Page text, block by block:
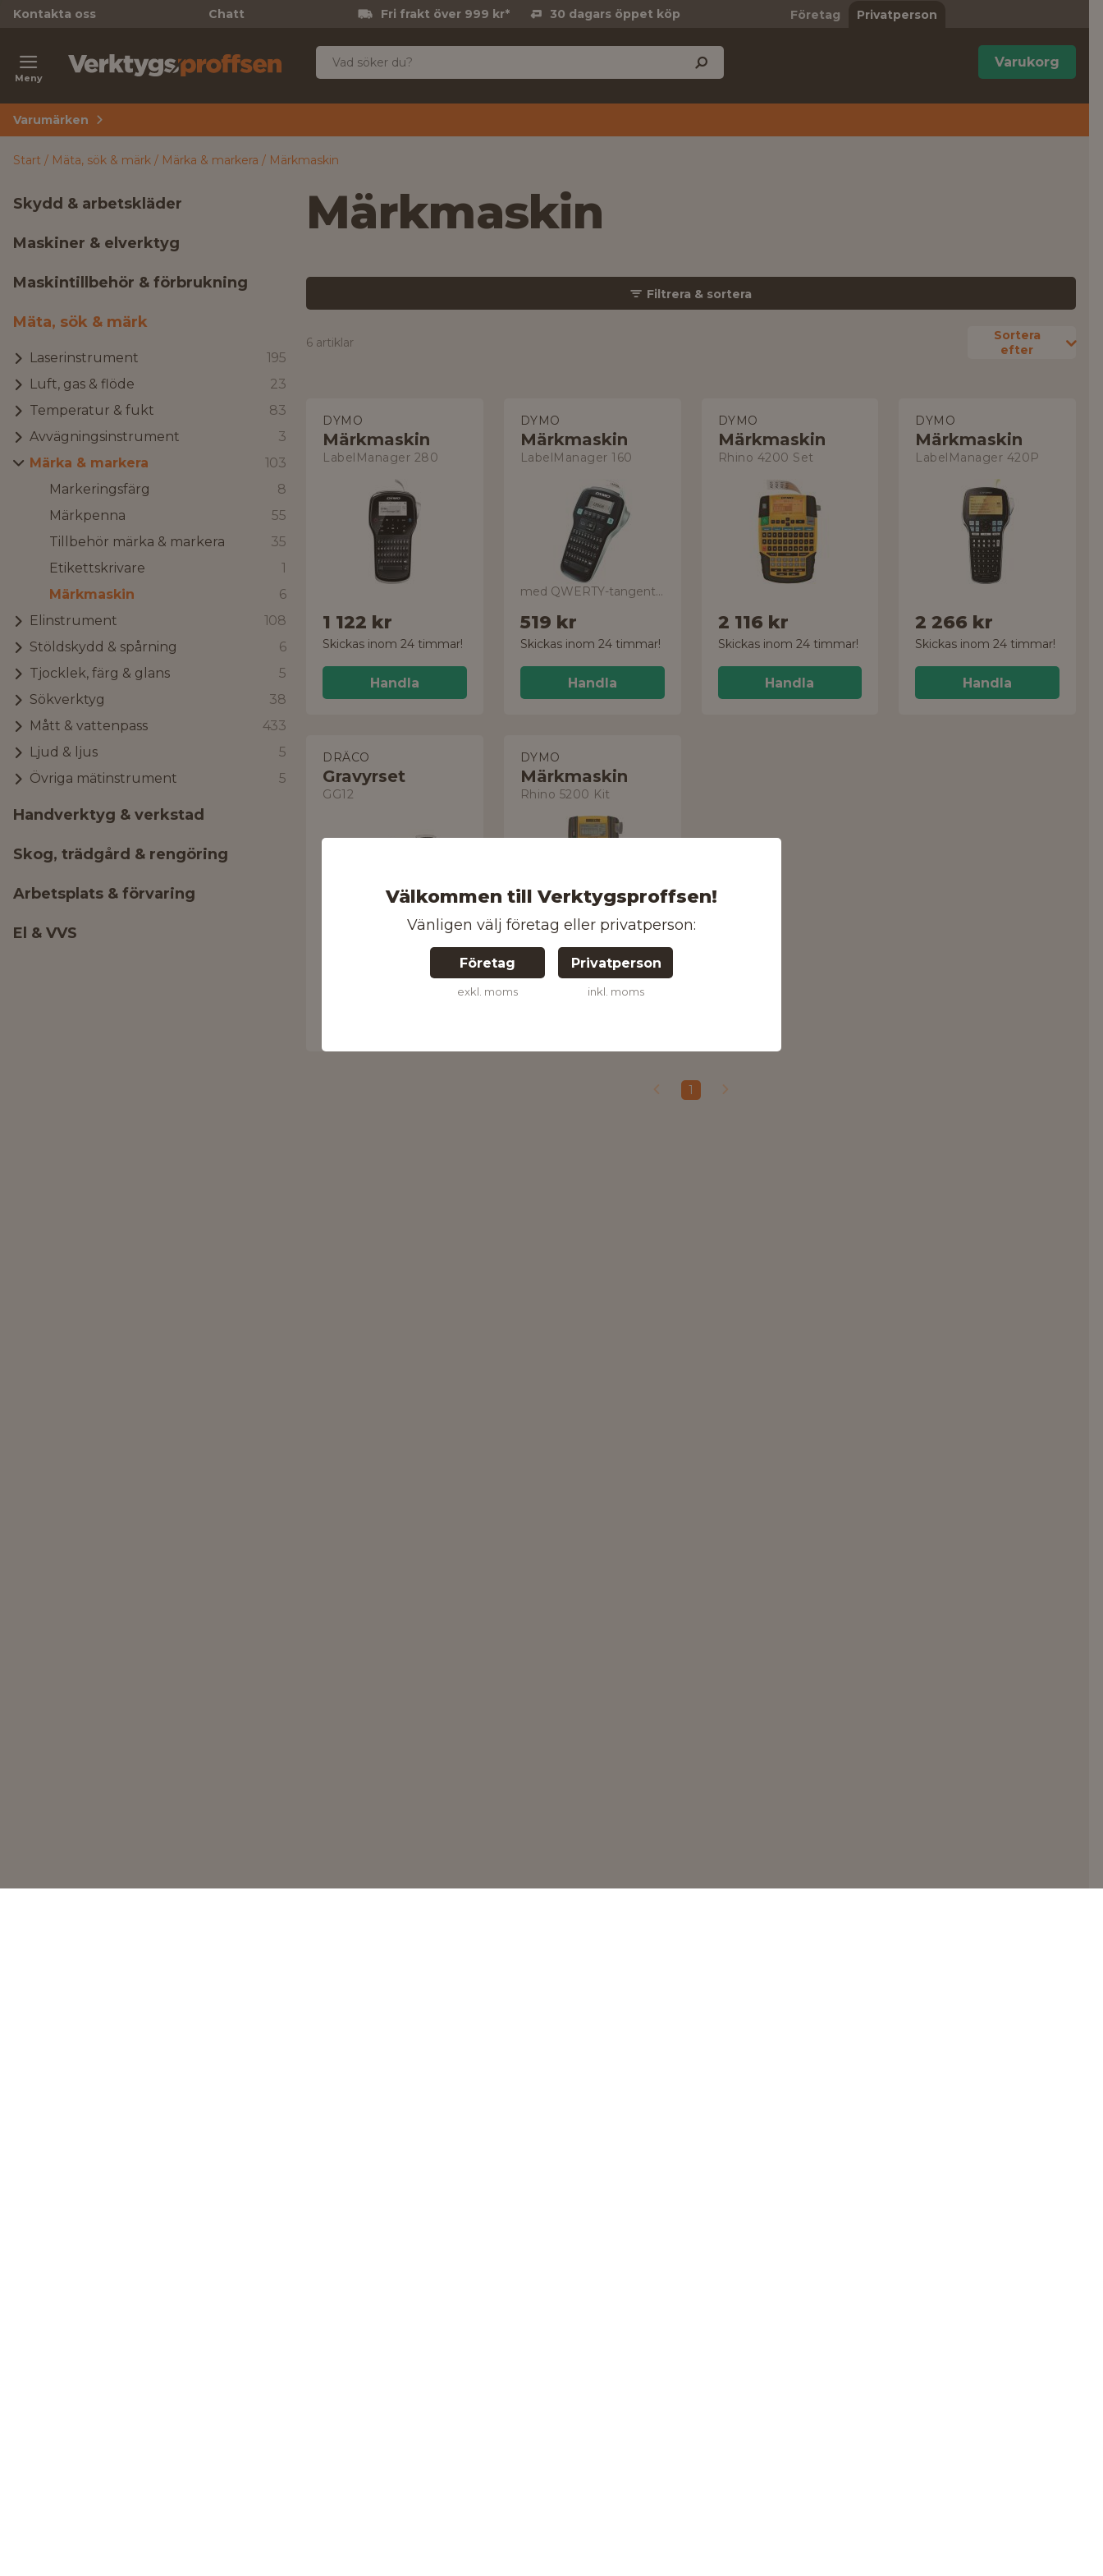
Välkommen till Verktygsproffsen!
Vänligen välj företag eller privatperson:
Företag
exkl. moms
Privatperson
inkl. moms
Kontakta oss Chatt Fri frakt över 999 kr* 30 dagars öppet köp Företag Privatperson
Meny
Varukorg
Varumärken
Start Mäta, sök & märk Märka & markera Märkmaskin
Skydd & arbetskläder
Maskiner & elverktyg
Maskintillbehör & förbrukning
Mäta, sök & märk
Laserinstrument
195
Luft, gas & flöde
23
Temperatur & fukt
83
Avvägningsinstrument
3
Märka & markera
103
Markeringsfärg
8
Märkpenna
55
Tillbehör märka & markera
35
Etikettskrivare
1
Märkmaskin
6
Elinstrument
108
Stöldskydd & spårning
6
Tjocklek, färg & glans
5
Sökverktyg
38
Mått & vattenpass
433
Ljud & ljus
5
Övriga mätinstrument
5
Handverktyg & verkstad
Skog, trädgård & rengöring
Arbetsplats & förvaring
El & VVS
Märkmaskin
Filtrera & sortera
6 artiklar
Sortera
efter
DYMO
Märkmaskin
LabelManager 280
1 122 kr
Skickas inom 24 timmar!
Handla
DYMO
Märkmaskin
LabelManager 160
med QWERTY-tangentbord
519 kr
Skickas inom 24 timmar!
Handla
DYMO
Märkmaskin
Rhino 4200 Set
2 116 kr
Skickas inom 24 timmar!
Handla
DYMO
Märkmaskin
LabelManager 420P
2 266 kr
Skickas inom 24 timmar!
Handla
DRÄCO
Gravyrset
GG12
hög precision och tyst drift
Skickas inom 24 timmar!
DYMO
Märkmaskin
Rhino 5200 Kit
4 064 kr
Skickas inom 24 timmar!
1